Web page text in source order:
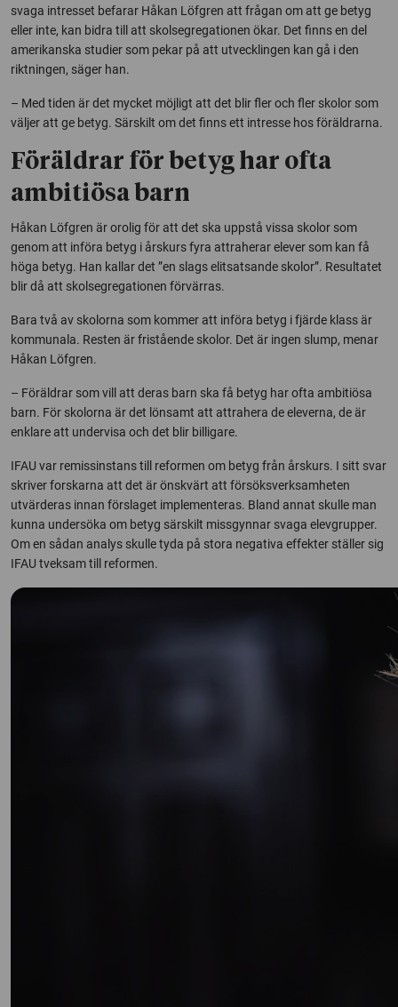
svaga intresset befarar Håkan Löfgren att frågan om att ge betyg
eller inte, kan bidra till att skolsegregationen ökar. Det finns en del
amerikanska studier som pekar på att utvecklingen kan gå i den
riktningen, säger han.
– Med tiden är det mycket möjligt att det blir fler och fler skolor som
väljer att ge betyg. Särskilt om det finns ett intresse hos föräldrarna.
Föräldrar för betyg har ofta
ambitiösa barn
Håkan Löfgren är orolig för att det ska uppstå vissa skolor som
genom att införa betyg i årskurs fyra attraherar elever som kan få
höga betyg. Han kallar det ”en slags elitsatsande skolor”. Resultatet
blir då att skolsegregationen förvärras.
Bara två av skolorna som kommer att införa betyg i fjärde klass är
kommunala. Resten är fristående skolor. Det är ingen slump, menar
Håkan Löfgren.
– Föräldrar som vill att deras barn ska få betyg har ofta ambitiösa
barn. För skolorna är det lönsamt att attrahera de eleverna, de är
enklare att undervisa och det blir billigare.
IFAU var remissinstans till reformen om betyg från årskurs. I sitt svar
skriver forskarna att det är önskvärt att försöksverksamheten
utvärderas innan förslaget implementeras. Bland annat skulle man
kunna undersöka om betyg särskilt missgynnar svaga elevgrupper.
Om en sådan analys skulle tyda på stora negativa effekter ställer sig
IFAU tveksam till reformen.